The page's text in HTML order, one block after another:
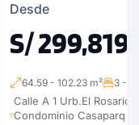
Desde
S/ 299,819
64.59 - 102.23 m² 3 - 3
Calle A 1 Urb.El Rosario II
Condominio Casaparq -